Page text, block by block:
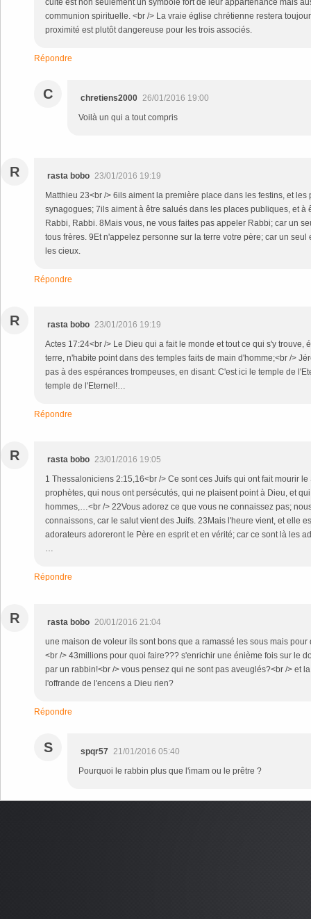
communion spirituelle. <br /> La vraie église chrétienne restera
proximité est plutôt dangereuse pour les trois associés.
Répondre
C chretiens2000 26/01/2016 19:00
Voilà un qui a tout compris
R rasta bobo 23/01/2016 19:19
Matthieu 23<br /> 6ils aiment la première place dans les festins, et
synagogues; 7ils aiment à être salués dans les places publiques, et à
Rabbi, Rabbi. 8Mais vous, ne vous faites pas appeler Rabbi; car un
tous frères. 9Et n'appelez personne sur la terre votre père; car un seul
les cieux.
Répondre
R rasta bobo 23/01/2016 19:19
Actes 17:24<br /> Le Dieu qui a fait le monde et tout ce qui s'y trouve,
terre, n'habite point dans des temples faits de main d'homme;<br />
pas à des espérances trompeuses, en disant: C'est ici le temple de
temple de l'Eternel!…
Répondre
R rasta bobo 23/01/2016 19:05
1 Thessaloniciens 2:15,16<br /> Ce sont ces Juifs qui ont fait mourir
prophètes, qui nous ont persécutés, qui ne plaisent point à Dieu, et
hommes,…<br /> 22Vous adorez ce que vous ne connaissez pas;
connaissons, car le salut vient des Juifs. 23Mais l'heure vient, et elle
adorateurs adoreront le Père en esprit et en vérité; car ce sont là les
Répondre
R rasta bobo 20/01/2016 21:04
une maison de voleur ils sont bons que a ramassé les sous mais
<br /> 43millions pour quoi faire??? s'enrichir une énième fois sur le
par un rabbin!<br /> vous pensez qui ne sont pas aveuglés?<br /> et
l'offrande de l'encens a Dieu rien?
Répondre
S spqr57 21/01/2016 05:40
Pourquoi le rabbin plus que l'imam ou le prêtre ?